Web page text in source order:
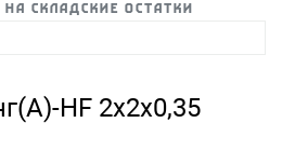
складские остатки
HF 2х2х0,35